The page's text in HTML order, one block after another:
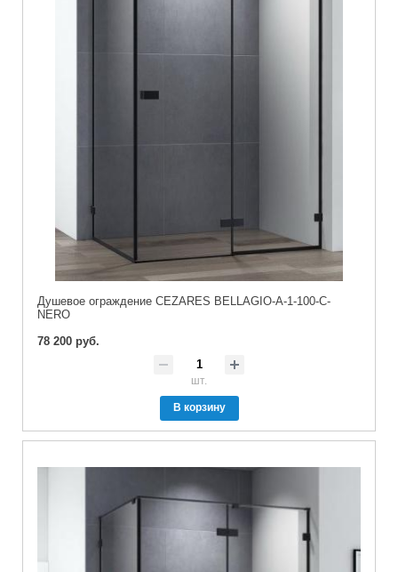
Душевое ограждение CEZARES BELLAGIO-A-1-100-C-
NERO
78 200 руб.
шт.
В корзину